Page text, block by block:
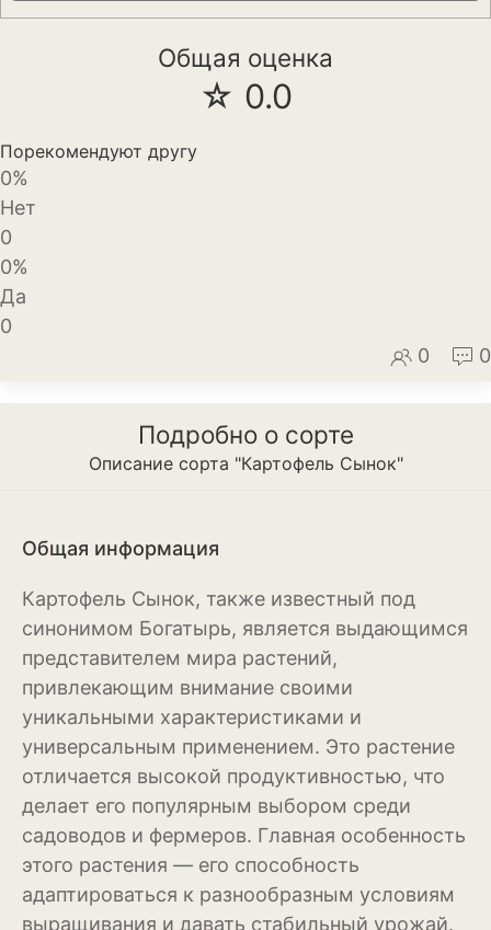
Ипомея
Клематисы
Крокус
Лилейник
ромашка
Очиток или седум
Пеларгония
Петуния
Пионы
Рододендрон
Роза
Общая оценка
☆ 0.0
Порекомендуют другу
0%
Нет
0
0%
Да
0
0
0
Подробно о сорте
Описание сорта "Картофель Сынок"
Общая информация
Картофель Сынок, также известный под
синонимом Богатырь, является выдающимся
представителем мира растений,
привлекающим внимание своими
уникальными характеристиками и
универсальным применением. Это растение
отличается высокой продуктивностью, что
делает его популярным выбором среди
садоводов и фермеров. Главная особенность
этого растения — его способность
адаптироваться к разнообразным условиям
выращивания и давать стабильный урожай.